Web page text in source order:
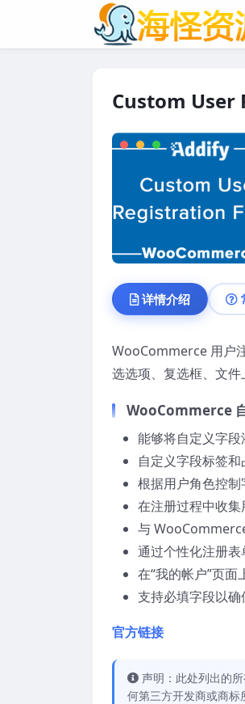
Custom User
详情介绍
WooCommerce 用户
选选项、复选框、文件
WooCommerce
能够将自定义字
自定义字段标签
根据用户角色控制
在注册过程中收
与
通过个性化注册
在“我的帐户”页
支持必填字段以
官方链接
声明：此处列出的
何第三方开发商或商标